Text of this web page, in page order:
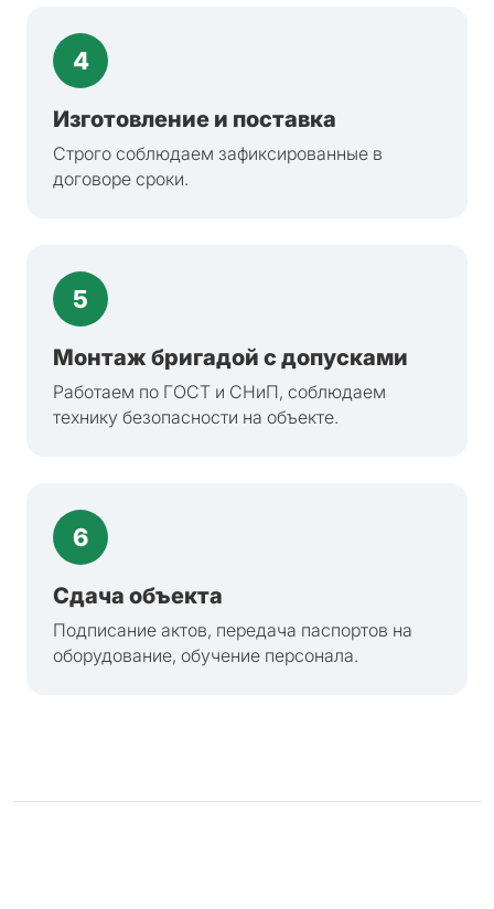
4
Изготовление и поставка
Строго соблюдаем зафиксированные в
договоре сроки.
5
Монтаж бригадой с допусками
Работаем по ГОСТ и СНиП, соблюдаем
технику безопасности на объекте.
6
Сдача объекта
Подписание актов, передача паспортов на
оборудование, обучение персонала.